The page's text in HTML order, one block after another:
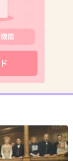
ナーにある
-11